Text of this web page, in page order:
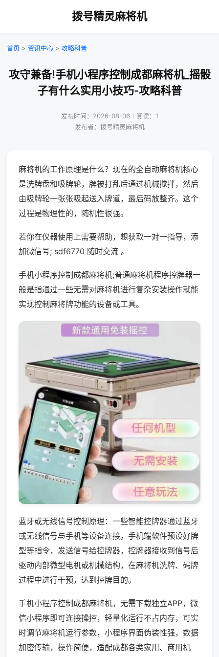
拨号精灵麻将机
首页 > 资讯中心 > 攻略科普
攻守兼备!手机小程序控制成都麻将机_摇骰
子有什么实用小技巧-攻略科普
发布时间：2026-08-06｜阅读：1
发布者：拨号精灵麻将机
麻将机的工作原理是什么？现在的全自动麻将机核心
是洗牌盘和吸牌轮，牌被打乱后通过机械搅拌，然后
由吸牌轮一张张吸起送入牌道，最后码放整齐。这个
过程是物理性的，随机性很强。
若你在仪器使用上需要帮助，想获取一对一指导，添
加微信号; sdf6770 随时交流 。
手机小程序控制成都麻将机;普通麻将机程序控牌器一
般是指通过一些无需对麻将机进行复杂安装操作就能
实现控制麻将牌功能的设备或工具。
蓝牙或无线信号控制原理：一些智能控牌器通过蓝牙
或无线信号与手机等设备连接。手机端软件预设好牌
型等指令，发送信号给控牌器，控牌器接收到信号后
驱动内部微型电机或机械结构，在麻将机洗牌、码牌
过程中进行干预，达到控牌目的。
手机小程序控制成都麻将机，无需下载独立APP，微
信小程序即可连接操控，轻量化运行不占内存，可实
时调节麻将机运行参数，小程序界面伪装性强，数据
加密传输，操作简便，适配成都各类家用、商用机